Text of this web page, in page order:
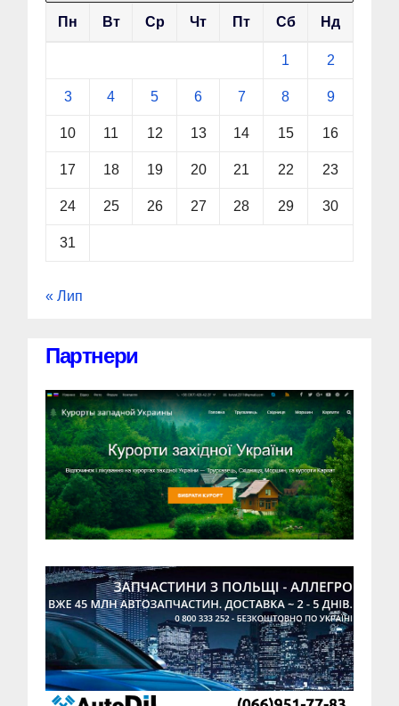
Пн Вт Ср Чт Пт Сб Нд
1 2
3 4 5 6 7 8 9
10 11 12 13 14 15 16
17 18 19 20 21 22 23
24 25 26 27 28 29 30
31
« Лип
Партнери